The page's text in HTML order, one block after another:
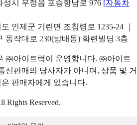
시 우정읍 포승항남로 976 [자동차
인제군 기린면 조침령로 1235-24 ｜
동작대로 230(방배동) 화련빌딩 3층
㈜아이트럭이 운영합니다. ㈜아이트
신판매의 당사자가 아니며, 상품 및 거
판매자에게 있습니다.
Rights Reserved.